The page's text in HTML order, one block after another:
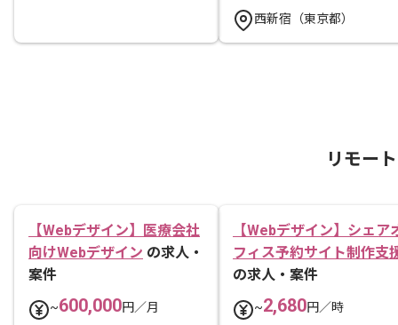
西新宿（東京都）
リモー
【Webデザイン】医療会社
向けWebデザイン の求人・
案件
~600,000円／月
【Webデザイン】シェア
フィス予約サイト制作支
の求人・案件
~2,680円／時